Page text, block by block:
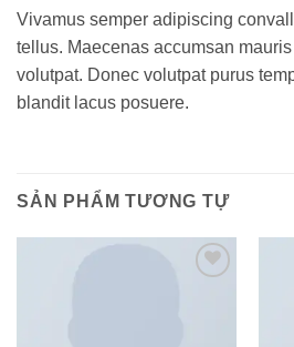
Vivamus semper adipiscing
tellus. Maecenas accumsan
volutpat. Donec volutpat purus
blandit lacus posuere.
SẢN PHẨM TƯƠNG TỰ